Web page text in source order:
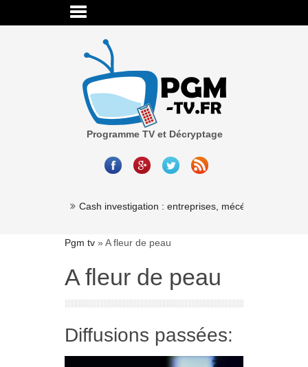
Programme TV et Décryptage
Cash investigation : entreprises, mécénat,
Pgm tv » A fleur de peau
A fleur de peau
Diffusions passées: